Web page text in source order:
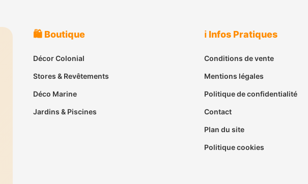
🛍️ Boutique
Décor Colonial
Stores & Revêtements
Déco Marine
Jardins & Piscines
ℹ️ Infos Pratiques
Conditions de vente
Mentions légales
Politique de confidentialité
Contact
Plan du site
Politique cookies